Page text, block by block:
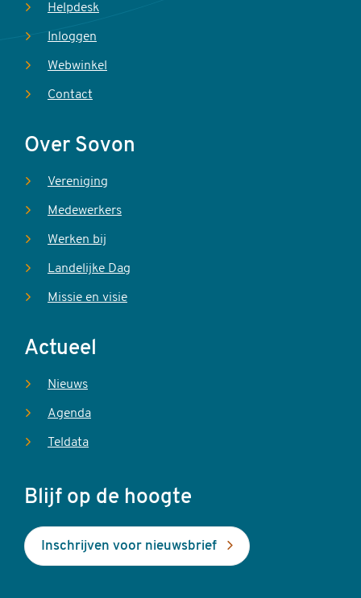
Helpdesk
Inloggen
Webwinkel
Contact
Over Sovon
Vereniging
Medewerkers
Werken bij
Landelijke Dag
Missie en visie
Actueel
Nieuws
Agenda
Teldata
Blijf op de hoogte
Inschrijven voor nieuwsbrief